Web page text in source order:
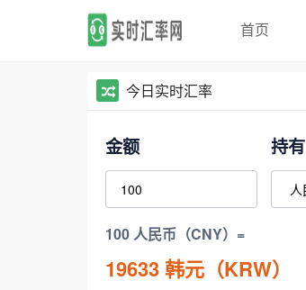
首页
今日实时汇率
金额 持有
100 人民币（CNY）=
19633韩元（KRW）